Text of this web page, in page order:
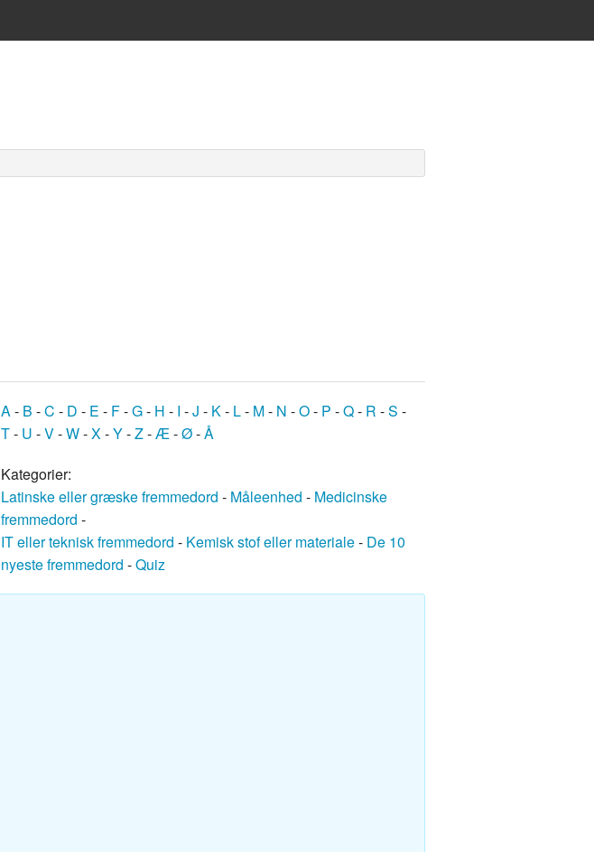
A- B -C - D - E - F-G- H - I -J - K- L- M- N -O- P -Q- R -S -
T- U -V-W-X-Y-Z-Æ-Ø-Å
Kategorier:
Latinske eller græske fremmedord - Måleenhed - Medicinske
fremmedord -
IT eller teknisk fremmedord - Kemisk stof eller materiale- De 10
nyeste fremmedord -Quiz